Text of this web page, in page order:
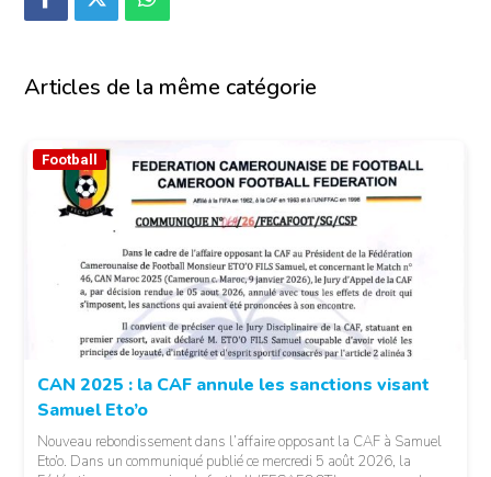
Articles de la même catégorie
Football
CAN 2025 : la CAF annule les sanctions visant
Samuel Eto’o
Nouveau rebondissement dans l’affaire opposant la CAF à Samuel
Eto’o. Dans un communiqué publié ce mercredi 5 août 2026, la